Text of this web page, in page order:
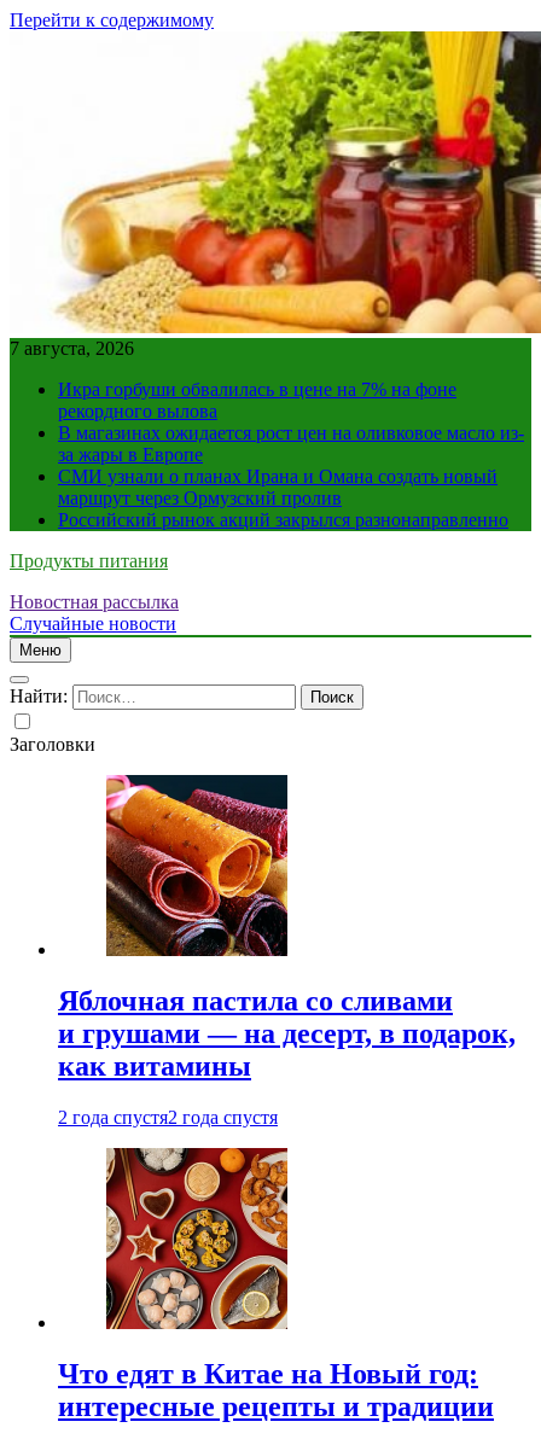
Перейти к содержимому
7 августа, 2026
Икра горбуши обвалилась в цене на 7% на фоне
рекордного вылова
В магазинах ожидается рост цен на оливковое масло из-
за жары в Европе
СМИ узнали о планах Ирана и Омана создать новый
маршрут через Ормузский пролив
Российский рынок акций закрылся разнонаправленно
Продукты питания
Новостная рассылка
Случайные новости
Меню
Найти:
Заголовки
Яблочная пастила со сливами
и грушами — на десерт, в подарок,
как витамины
2 года спустя2 года спустя
Что едят в Китае на Новый год:
интересные рецепты и традиции